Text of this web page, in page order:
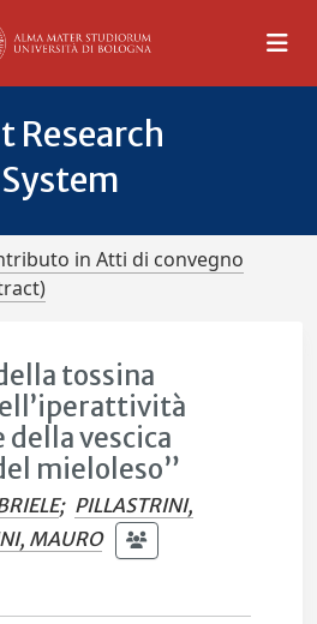
Research
in Atti di convegno
tossina
vescica
mieloleso”
; PILLASTRINI,
MAURO